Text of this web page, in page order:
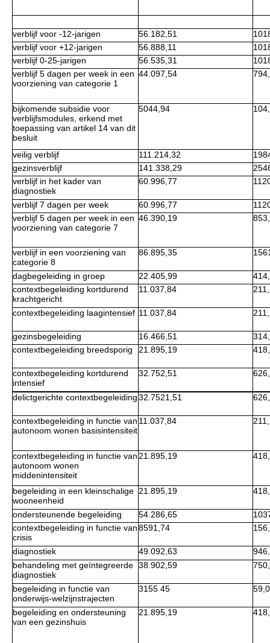
verblijf voor -12-jarigen 56.182,51
verblijf voor +12-jarigen
56.888,11
verblijf 0-25-jarigen
56.535,31
verblijf 5 dagen per week in een
voorziening van categorie 1
44.097,54
bijkomende subsidie voor
verblijfsmodules, erkend met
toepassing van artikel 14 van dit
besluit
5044,94
veilig verblijf 111.214,32
gezinsverblijf
141.338,29
verblijf in het kader van
diagnostiek
60.996,77
verblijf 7 dagen per week 60.996,77
verblijf 5 dagen per week in een
voorziening van categorie 7
46.390,19
verblijf in een voorziening van
categorie 8
86.895,35
dagbegeleiding in groep 22.405,99
contextbegeleiding kortdurend
krachtgericht
11.037,84
contextbegeleiding laagintensief 11.037,84
gezinsbegeleiding 16.466,51
contextbegeleiding breedsporig
21.895,19
contextbegeleiding kortdurend
intensief
32.752,51
delictgerichte contextbegeleiding32.7521,51
contextbegeleiding in functie van
autonoom wonen basisintensiteit
11.037,84
contextbegeleiding in functie van
autonoom wonen
middenintensiteit
21.895,19
begeleiding in een kleinschalige
wooneenheid
21.895,19
ondersteunende begeleiding 54.286,65
contextbegeleiding in functie van
crisis
8591,74
diagnostiek 49.092,63
behandeling met geïntegreerde
diagnostiek
38.902,59
begeleiding in functie van
onderwijs-welzijnstrajecten
3155 45
begeleiding en ondersteuning
van een gezinshuis
21.895,19